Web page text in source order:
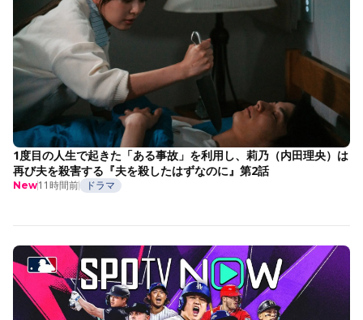
1度目の人生で起きた「ある事故」を利用し、莉乃（内田理央）は
再び夫を殺害する『夫を殺したはずなのに』第2話
New11時間前 ドラマ